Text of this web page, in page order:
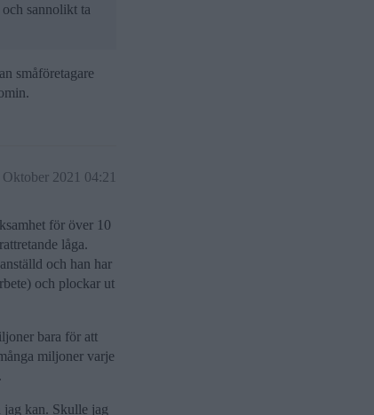
sannolikt ta
småföretagare
Oktober 2021 04:21
för över 10
låga.
och han har
och plockar ut
bara för att
miljoner varje
jag kan. Skulle jag